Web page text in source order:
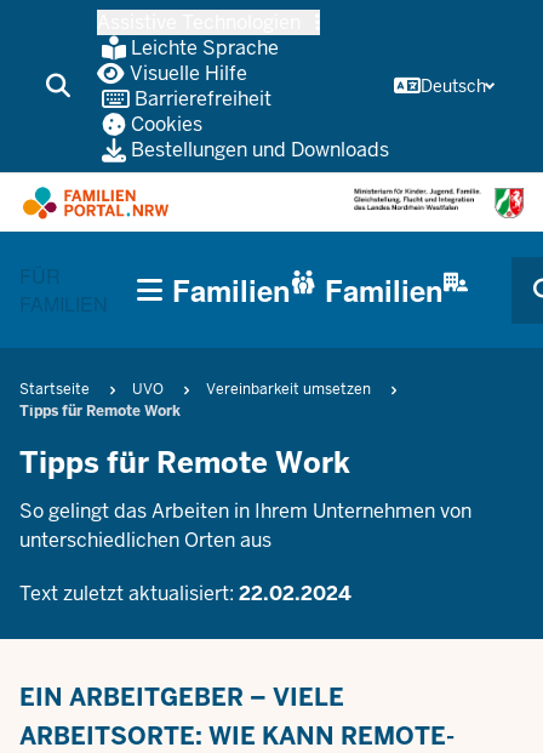
wechseln
Leichte Sprache
Visuelle Hilfe
Barrierefreiheit
Cookies
Bestellungen und Downloads
Deutsch
FÜR
FAMILIEN
CURRENT SECTION FÜR UNTERNEHMEN/KOMMUNEN
(TRÄGERBEREICH)
Familien Familien
Pfadnavigation
Startseite UVO
Vereinbarkeit umsetzen
Tipps für Remote Work
Tipps für Remote Work
So gelingt das Arbeiten in Ihrem Unternehmen von
unterschiedlichen Orten aus
Text zuletzt aktualisiert: 22.02.2024
EIN ARBEITGEBER – VIELE
ARBEITSORTE: WIE KANN REMOTE-